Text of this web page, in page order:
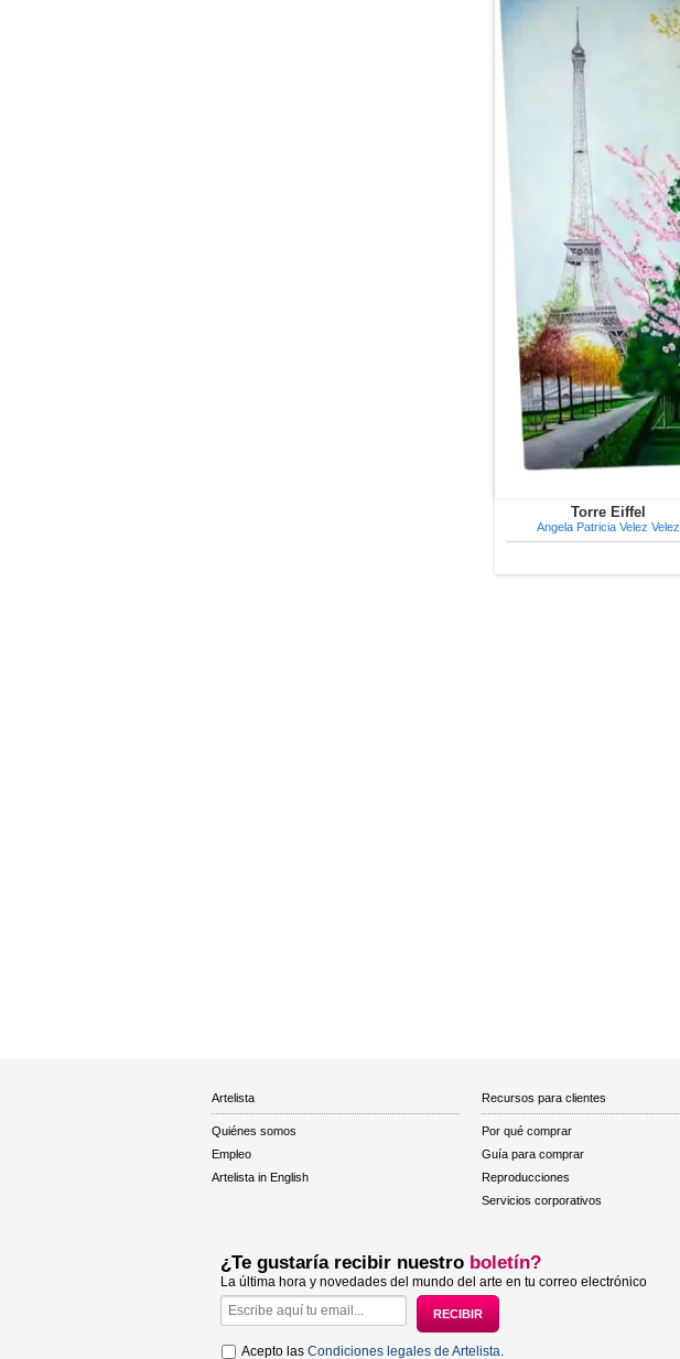
Torre Eiffel
Angela Patricia Velez Velez
Artelista
Quiénes somos
Empleo
Artelista in English
Recursos para clientes
Por qué comprar
Guía para comprar
Reproducciones
Servicios corporativos
¿Te gustaría recibir nuestro boletín?
La última hora y novedades del mundo del arte en tu correo electrónico
Acepto las Condiciones legales de Artelista.